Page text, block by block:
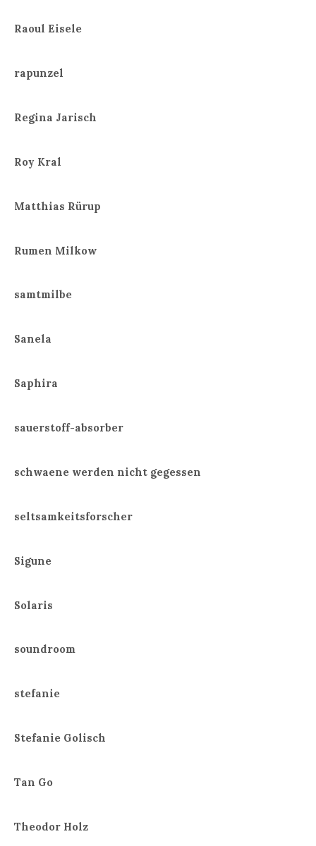
Raoul Eisele
rapunzel
Regina Jarisch
Roy Kral
Matthias Rürup
Rumen Milkow
samtmilbe
Sanela
Saphira
sauerstoff-absorber
schwaene werden nicht gegessen
seltsamkeitsforscher
Sigune
Solaris
soundroom
stefanie
Stefanie Golisch
Tan Go
Theodor Holz